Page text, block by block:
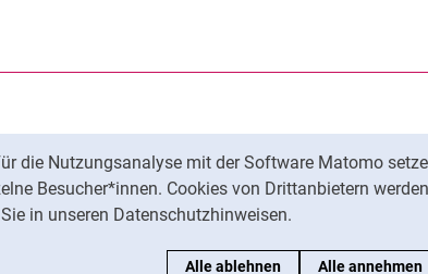
die Nutzungsanalyse mit der Software Matomo
Besucher*innen. Cookies von Drittanbietern
in unseren Datenschutzhinweisen.
Alle ablehnen Alle annehmen
KI-Einsatz